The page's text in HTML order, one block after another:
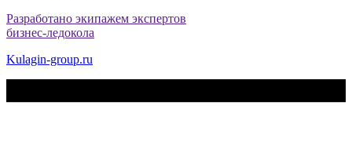
Разработано экипажем экспертов
бизнес-ледокола
Kulagin-group.ru